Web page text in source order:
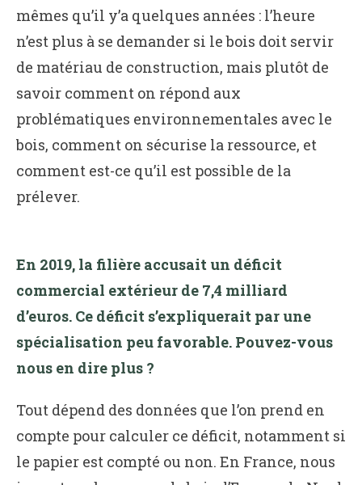
mêmes qu’il y’a quelques années : l’heure
n’est plus à se demander si le bois doit servir
de matériau de construction, mais plutôt de
savoir comment on répond aux
problématiques environnementales avec le
bois, comment on sécurise la ressource, et
comment est-ce qu’il est possible de la
prélever.
En 2019, la filière accusait un déficit
commercial extérieur de 7,4 milliard
d’euros. Ce déficit s’expliquerait par une
spécialisation peu favorable. Pouvez-vous
nous en dire plus ?
Tout dépend des données que l’on prend en
compte pour calculer ce déficit, notamment si
le papier est compté ou non. En France, nous